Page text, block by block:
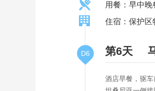
用餐：早中晚
住宿：保护区
D6 第6天
酒店早餐，驱